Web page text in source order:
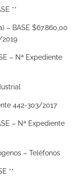
**
– BASE $67.860,00
– Nª Expediente
442-303/2017
– Nª Expediente
– Teléfonos
**